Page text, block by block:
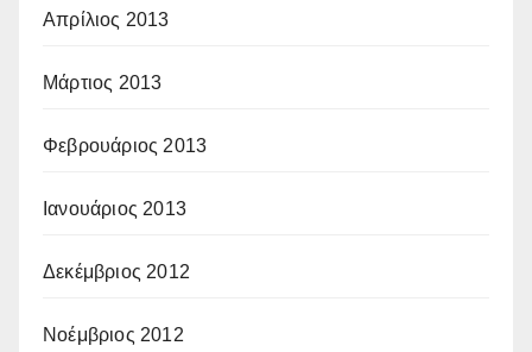
Απρίλιος 2013
Μάρτιος 2013
Φεβρουάριος 2013
Ιανουάριος 2013
Δεκέμβριος 2012
Νοέμβριος 2012